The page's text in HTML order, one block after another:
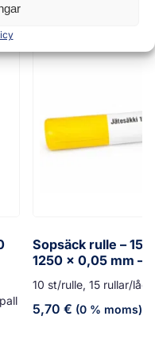
Sopsäck rulle –
1250 x 0,05 mm –
10 st/rulle, 15 rullar/
5,70 € (0 % moms)